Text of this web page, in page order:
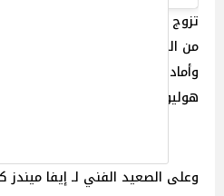
من المواعدة الغرامية، ونتجت عن
وأمادا، وتعتبر علاقة رايان و
هوليوود.
وعلى الصعيد الفني لـ إيفا ميندز